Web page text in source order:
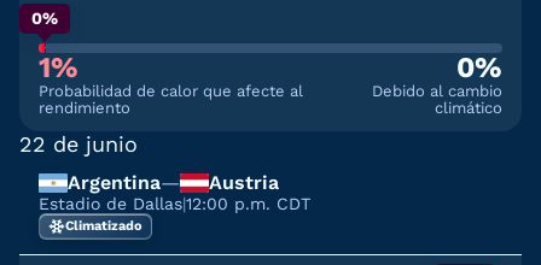
0%
1%
Probabilidad de calor que afecte al
rendimiento
0%
Debido al cambio
climático
22 de junio
Argentina— Austria
Estadio de Dallas|12:00 p.m. CDT
Climatizado